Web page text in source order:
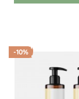
-10%